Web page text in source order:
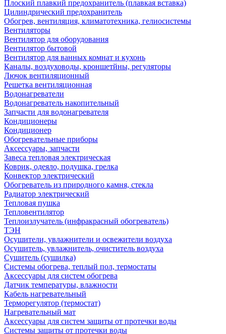
Плоский плавкий предохранитель (плавкая вставка)
Цилиндрический предохранитель
Обогрев, вентиляция, климатотехника, гелиосистемы
Вентиляторы
Вентилятор для оборудования
Вентилятор бытовой
Вентилятор для ванных комнат и кухонь
Каналы, воздуховоды, кроншетйны, регуляторы
Лючок вентиляционный
Решетка вентиляционная
Водонагреватели
Водонагреватель накопительный
Запчасти для водонагревателя
Кондиционеры
Кондиционер
Обогревательные приборы
Аксессуары, запчасти
Завеса тепловая электрическая
Коврик, одеяло, подушка, грелка
Конвектор электрический
Обогреватель из природного камня, стекла
Радиатор электрический
Тепловая пушка
Тепловентилятор
Теплоизлучатель (инфракрасный обогреватель)
ТЭН
Осушители, увлажнители и освежители воздуха
Осушитель, увлажнитель, очиститель воздуха
Сушитель (сушилка)
Системы обогрева, теплый пол, термостаты
Аксессуары для систем обогрева
Датчик температуры, влажности
Кабель нагревательный
Терморегулятор (термостат)
Нагревательный мат
Аксессуары для систем защиты от протечки воды
Системы защиты от протечки воды